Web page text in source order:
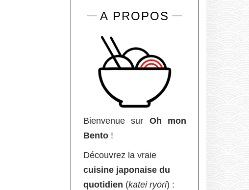
A PROPOS
Bienvenue sur Oh mon
Bento!
Découvrez la vraie
cuisine japonaise du
quotidien (katei ryori) :